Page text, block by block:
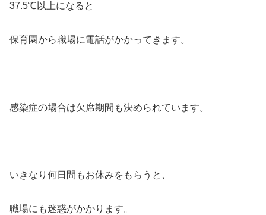
37.5℃以上になると
保育園から職場に電話がかかってきます。
感染症の場合は欠席期間も決められています。
いきなり何日間もお休みをもらうと、
職場にも迷惑がかかります。